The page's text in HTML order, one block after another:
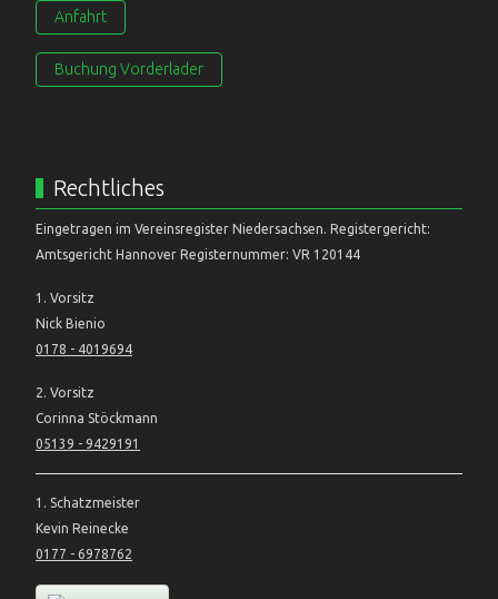
Anfahrt
Buchung Vorderlader
Rechtliches
Eingetragen im Vereinsregister Niedersachsen. Registergericht:
Amtsgericht Hannover Registernummer: VR 120144
1. Vorsitz
Nick Bienio
0178 - 4019694
2. Vorsitz
Corinna Stöckmann
05139 - 9429191
1. Schatzmeister
Kevin Reinecke
0177 - 6978762